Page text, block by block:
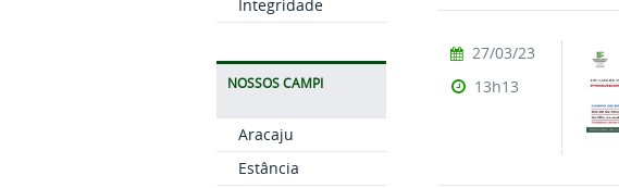
Integridade
NOSSOS CAMPI
Aracaju
Estância
27/03/23
13h13